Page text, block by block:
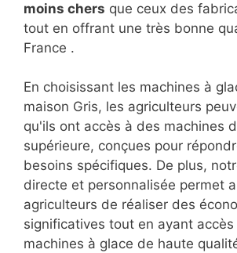
moins chers que ceux des
tout en offrant une très bonne
France .
En choisissant les machines à
maison Gris, les agriculteurs
qu'ils ont accès à des machines
supérieure, conçues pour
besoins spécifiques. De plus,
directe et personnalisée permet
agriculteurs de réaliser des
significatives tout en ayant accès
machines à glace de haute